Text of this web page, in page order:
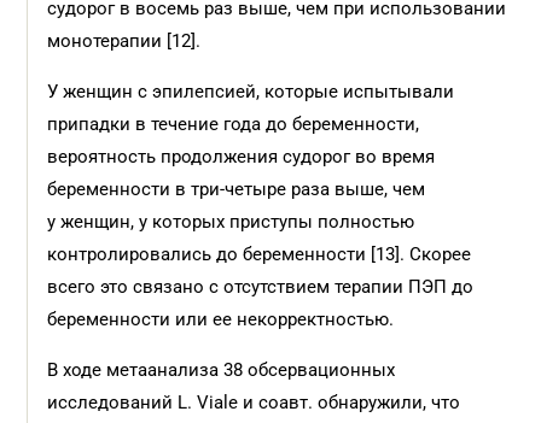
судорог в восемь раз выше, чем при использовании
монотерапии [12].
У женщин с эпилепсией, которые испытывали
припадки в течение года до беременности,
вероятность продолжения судорог во время
беременности в три-четыре раза выше, чем
у женщин, у которых приступы полностью
контролировались до беременности [13]. Скорее
всего это связано с отсутствием терапии ПЭП до
беременности или ее некорректностью.
В ходе метаанализа 38 обсервационных
исследований L. Viale и соавт. обнаружили, что